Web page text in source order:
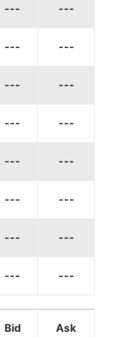
--- ---
--- ---
--- ---
--- ---
--- ---
--- ---
--- ---
--- ---
Bid Ask